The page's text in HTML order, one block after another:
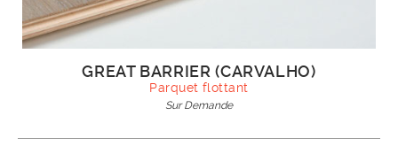
GREAT BARRIER (CARVALHO)
Parquet flottant
Sur Demande